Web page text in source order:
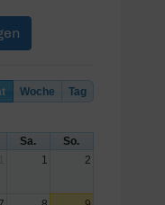
Woche Tag
Sa.
So.
1 2